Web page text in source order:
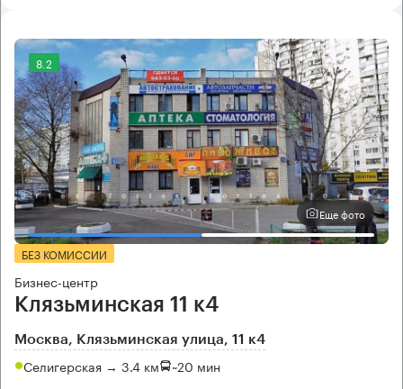
8.2
Еще фото
БЕЗ КОМИССИИ
Бизнес-центр
Клязьминская 11 к4
Москва, Клязьминская улица, 11 к4
Селигерская → 3.4 км ~20 мин